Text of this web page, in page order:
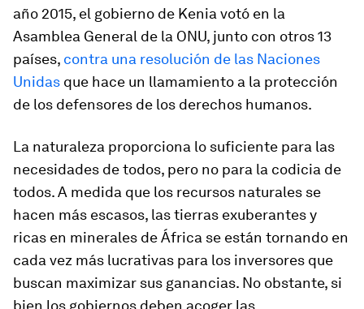
año 2015, el gobierno de Kenia votó en la
Asamblea General de la ONU, junto con otros 13
países, contra una resolución de las Naciones
Unidas que hace un llamamiento a la protección
de los defensores de los derechos humanos.
La naturaleza proporciona lo suficiente para las
necesidades de todos, pero no para la codicia de
todos. A medida que los recursos naturales se
hacen más escasos, las tierras exuberantes y
ricas en minerales de África se están tornando en
cada vez más lucrativas para los inversores que
buscan maximizar sus ganancias. No obstante, si
bien los gobiernos deben acoger las